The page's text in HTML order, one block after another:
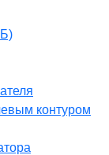
контуром